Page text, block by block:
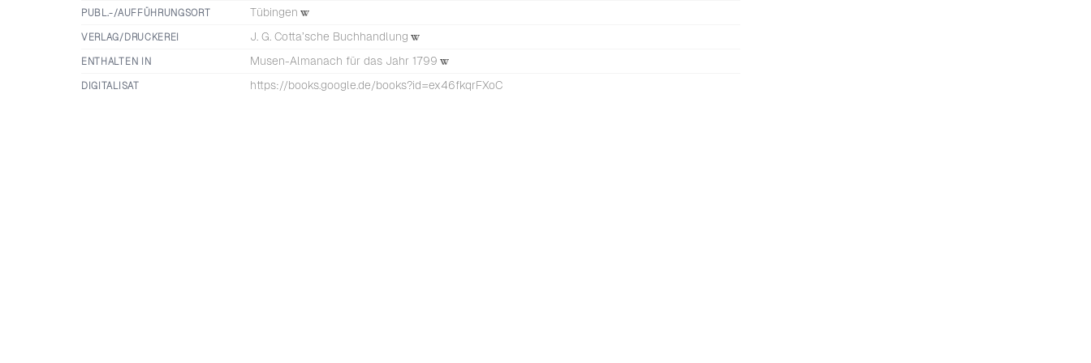
PUBL.-/AUFFÜHRUNGSORT Tübingen
VERLAG/DRUCKEREI J. G. Cotta’sche Buchhandlung
ENTHALTEN IN Musen-Almanach für das Jahr 1799
DIGITALISAT https://books.google.de/books?id=ex46fkqrFXoC